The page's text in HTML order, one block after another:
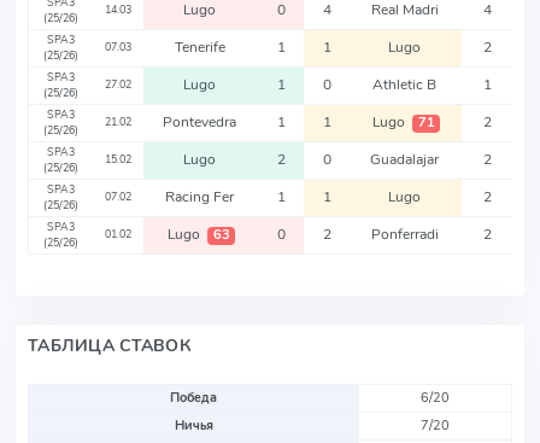
(25/26)
14.03 Lugo 0 4 Real Madri 4
SPA3
(25/26)
07.03 Tenerife 1 1 Lugo 2
SPA3
(25/26)
27.02 Lugo 1 0 Athletic B 1
SPA3
(25/26)
21.02 Pontevedra 1 1 Lugo 71 2
SPA3
(25/26)
15.02 Lugo 2 0 Guadalajar 2
SPA3
(25/26)
07.02 Racing Fer 1 1 Lugo 2
SPA3
(25/26)
01.02 Lugo 63 0 2 Ponferradi 2
ТАБЛИЦА СТАВОК
Победа
6/20
Ничья
7/20